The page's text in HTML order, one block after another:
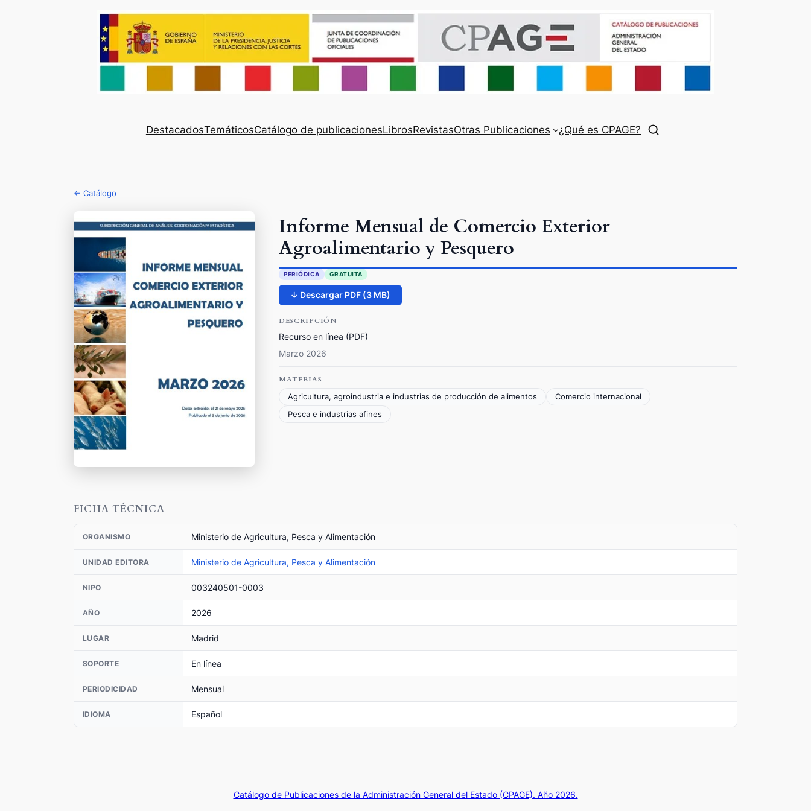
DestacadosTemáticosCatálogo de publicacionesLibrosRevistasOtras Publicaciones ¿Qué es CPAGE?
← Catálogo
Informe Mensual de Comercio Exterior
Agroalimentario y Pesquero
PERIÓDICA GRATUITA
↓ Descargar PDF (3 MB)
DESCRIPCIÓN
Recurso en línea (PDF)
Marzo 2026
MATERIAS
Agricultura, agroindustria e industrias de producción de alimentos
Comercio internacional
Pesca e industrias afines
FICHA TÉCNICA
ORGANISMO Ministerio de Agricultura, Pesca y Alimentación
UNIDAD EDITORA Ministerio de Agricultura, Pesca y Alimentación
NIPO 003240501-0003
AÑO 2026
LUGAR Madrid
SOPORTE En línea
PERIODICIDAD Mensual
IDIOMA Español
Catálogo de Publicaciones de la Administración General del Estado (CPAGE). Año 2026.